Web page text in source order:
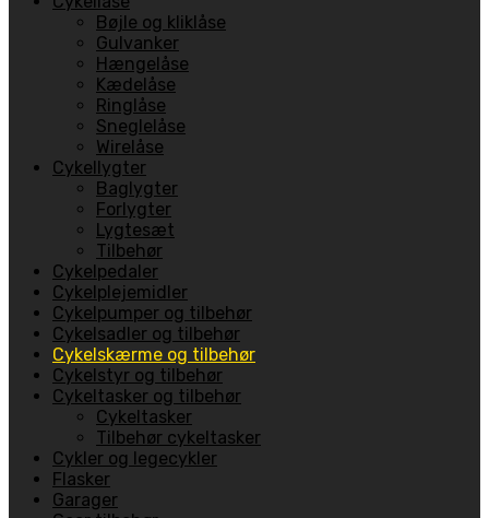
Bøjle og kliklåse
Gulvanker
Hængelåse
Kædelåse
Ringlåse
Sneglelåse
Wirelåse
Cykellygter
Baglygter
Forlygter
Lygtesæt
Tilbehør
Cykelpedaler
Cykelplejemidler
Cykelpumper og tilbehør
Cykelsadler og tilbehør
Cykelskærme og tilbehør
Cykelstyr og tilbehør
Cykeltasker og tilbehør
Cykeltasker
Tilbehør cykeltasker
Cykler og legecykler
Flasker
Garager